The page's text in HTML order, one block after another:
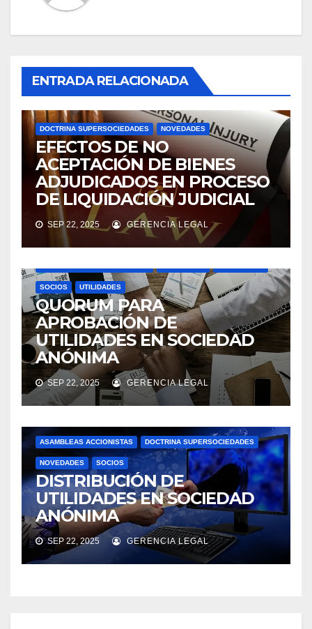
ENTRADA RELACIONADA
DOCTRINA SUPERSOCIEDADES NOVEDADES
EFECTOS DE NO
ACEPTACIÓN DE BIENES
ADJUDICADOS EN PROCESO
DE LIQUIDACIÓN JUDICIAL
SEP 22, 2025 GERENCIA LEGAL
SOCIOS UTILIDADES
QUORUM PARA
APROBACIÓN DE
UTILIDADES EN SOCIEDAD
ANÓNIMA
SEP 22, 2025 GERENCIA LEGAL
ASAMBLEAS ACCIONISTAS DOCTRINA SUPERSOCIEDADES
NOVEDADES SOCIOS
DISTRIBUCIÓN DE
UTILIDADES EN SOCIEDAD
ANÓNIMA
SEP 22, 2025 GERENCIA LEGAL